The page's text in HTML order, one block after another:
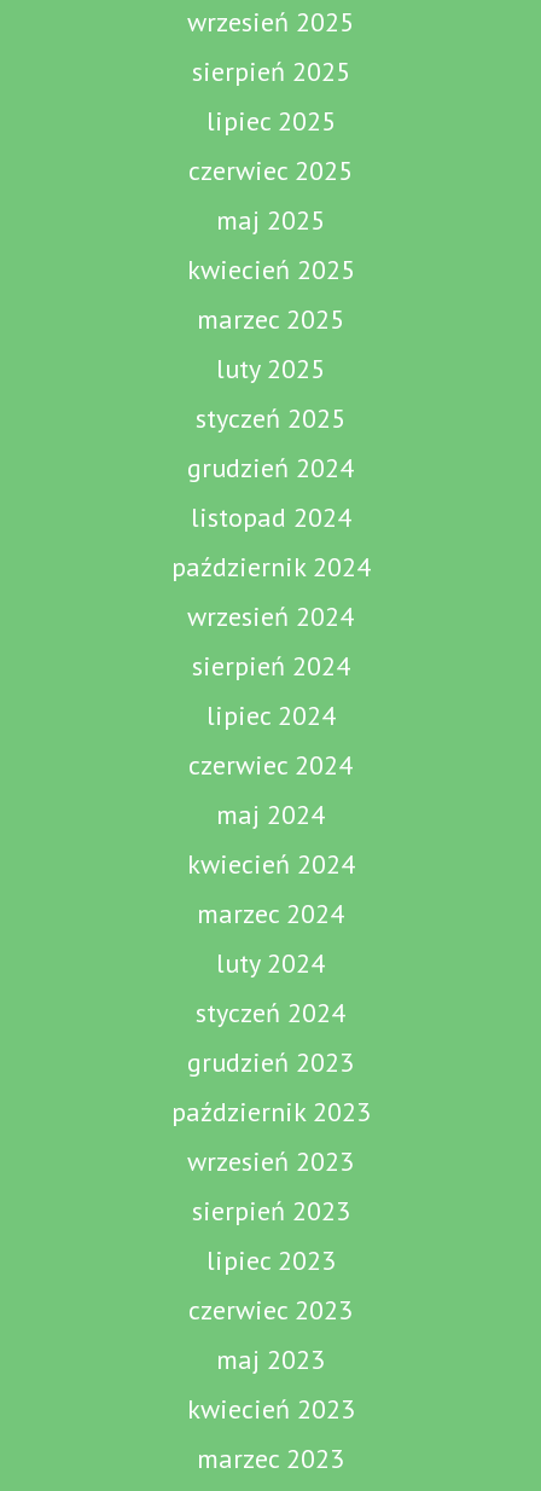
wrzesień 2025
sierpień 2025
lipiec 2025
czerwiec 2025
maj 2025
kwiecień 2025
marzec 2025
luty 2025
styczeń 2025
grudzień 2024
listopad 2024
październik 2024
wrzesień 2024
sierpień 2024
lipiec 2024
czerwiec 2024
maj 2024
kwiecień 2024
marzec 2024
luty 2024
styczeń 2024
grudzień 2023
październik 2023
wrzesień 2023
sierpień 2023
lipiec 2023
czerwiec 2023
maj 2023
kwiecień 2023
marzec 2023